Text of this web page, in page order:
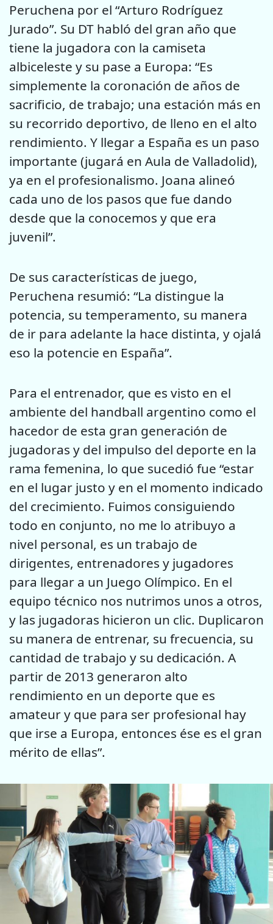
Peruchena por el “Arturo Rodríguez
Jurado”. Su DT habló del gran año que
tiene la jugadora con la camiseta
albiceleste y su pase a Europa: “Es
simplemente la coronación de años de
sacrificio, de trabajo; una estación más en
su recorrido deportivo, de lleno en el alto
rendimiento. Y llegar a España es un paso
importante (jugará en Aula de Valladolid),
ya en el profesionalismo. Joana alineó
cada uno de los pasos que fue dando
desde que la conocemos y que era
juvenil”.
De sus características de juego,
Peruchena resumió: “La distingue la
potencia, su temperamento, su manera
de ir para adelante la hace distinta, y ojalá
eso la potencie en España”.
Para el entrenador, que es visto en el
ambiente del handball argentino como el
hacedor de esta gran generación de
jugadoras y del impulso del deporte en la
rama femenina, lo que sucedió fue “estar
en el lugar justo y en el momento indicado
del crecimiento. Fuimos consiguiendo
todo en conjunto, no me lo atribuyo a
nivel personal, es un trabajo de
dirigentes, entrenadores y jugadores
para llegar a un Juego Olímpico. En el
equipo técnico nos nutrimos unos a otros,
y las jugadoras hicieron un clic. Duplicaron
su manera de entrenar, su frecuencia, su
cantidad de trabajo y su dedicación. A
partir de 2013 generaron alto
rendimiento en un deporte que es
amateur y que para ser profesional hay
que irse a Europa, entonces ése es el gran
mérito de ellas”.